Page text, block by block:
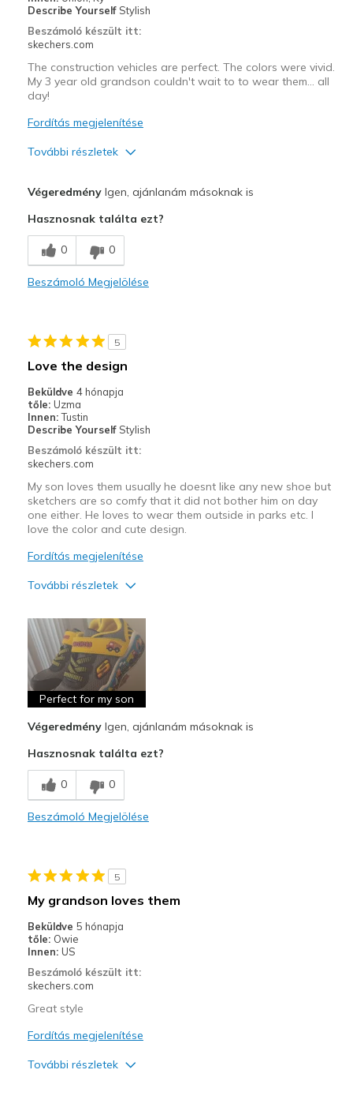
View On Shoes Shoes are for Wearing
Describe Yourself Stylish
Beszámoló készült itt:
skechers.com
The construction vehicles are perfect. The colors were vivid.
My 3 year old grandson couldn't wait to to wear them… all
day!
Fordítás megjelenítése
További részletek
Stylish
Legjobb használat
Casual Wear
View On Shoes
VégeredményIgen, ajánlanám másoknak is
Hasznosnak találta ezt?
0 0
Beszámoló Megjelölése
5
Love the design
Beküldve 4 hónapja
tőle: Uzma
Innen: Tustin
Describe Yourself Stylish
Beszámoló készült itt:
skechers.com
My son loves them usually he doesnt like any new shoe but
sketchers are so comfy that it did not bother him on day
one either. He loves to wear them outside in parks etc. I
love the color and cute design.
Fordítás megjelenítése
További részletek
Attractive Design
Breathe Well
Comfortable
Stylish
Legjobb használat
Casual Wear
Going Out
Travel
Width
Feels true to width
Sizing
View On Shoes
Perfect for my son
VégeredményIgen, ajánlanám másoknak is
Hasznosnak találta ezt?
0 0
Beszámoló Megjelölése
5
My grandson loves them
Beküldve 5 hónapja
tőle: Owie
Innen: US
Beszámoló készült itt:
skechers.com
Great style
Fordítás megjelenítése
További részletek